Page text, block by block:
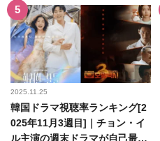
2025.11.25
韓国ドラマ視聴率ランキング[2
025年11月3週目]｜チョン・イ
ル主演の週末ドラマが自己最高